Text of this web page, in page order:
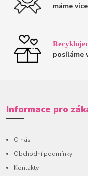
máme
posíláme
Informace pro
O nás
Obchodní podmínky
Kontakty